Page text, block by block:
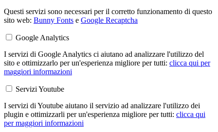
Questi servizi sono necessari per il corretto funzionamento di questo
sito web: Bunny Fonts e Google Recaptcha
Google Analytics
I servizi di Google Analytics ci aiutano ad analizzare l'utilizzo del
sito e ottimizzarlo per un'esperienza migliore per tutti: clicca qui per
maggiori informazioni
Servizi Youtube
I servizi di Youtube aiutano il servizio ad analizzare l'utilizzo dei
plugin e ottimizzarli per un'esperienza migliore per tutti: clicca qui
per maggiori informazioni